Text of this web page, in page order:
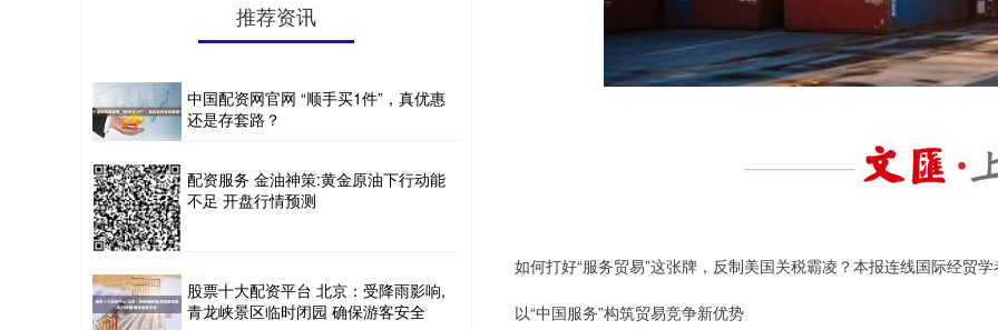
如何打好“服务贸易”这张牌，反制美国关税霸凌？本报连线国际经贸
以“中国服务”构筑贸易竞争新优势
推荐资讯
中国配资网官网 “顺手买1件”，真优惠
还是存套路？
配资服务 金油神策:黄金原油下行动能
不足 开盘行情预测
股票十大配资平台 北京：受降雨影响,
青龙峡景区临时闭园 确保游客安全